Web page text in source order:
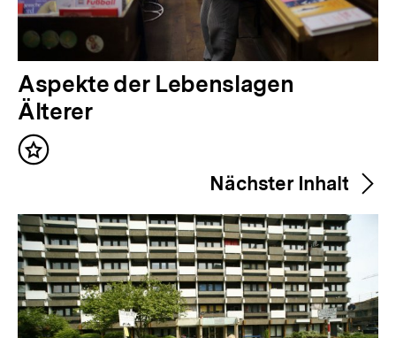
V
o
r
h
r
i
g
e
r
Aspekte der Lebenslagen
Älterer
Inhalt
Nächster Inhalt